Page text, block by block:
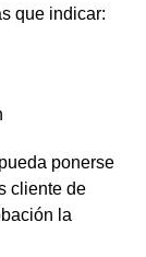
que indicar:
ponerse
cliente de
la